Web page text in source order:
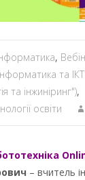
,
та
та інжиніринг"),
освіти
– вчитель